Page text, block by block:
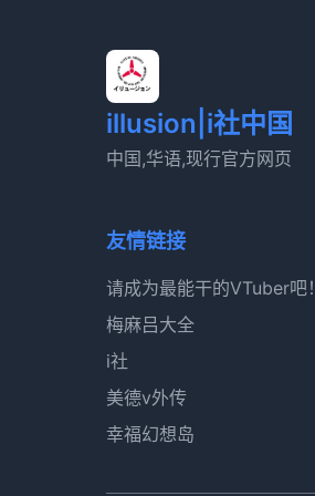
illusion|i社中国
中国,华语,现行官方网页
友情链接
请成为最能干的VTuber吧！
梅麻吕大全
i社
美德v外传
幸福幻想岛